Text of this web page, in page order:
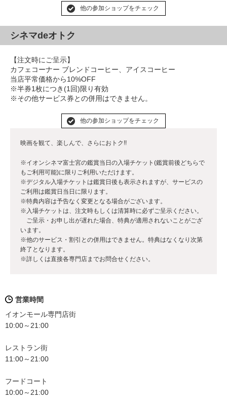
他の参加ショップをチェック
シネマdeオトク
【注文時にご呈示】
カフェコーナー ブレンドコーヒー、アイスコーヒー
当店平常価格から10%OFF
※半券1枚につき(1回)限り有効
※その他サービス券との併用はできません。
他の参加ショップをチェック
映画を観て、楽しんで、さらにおトク!!
※イオンシネマ富士宮の鑑賞当日の入場チケット(鑑賞前後どちらで
もご利用可能)に限りご利用いただけます。
※デジタル入場チケットは鑑賞日後も表示されますが、サービスの
ご利用は鑑賞日当日に限ります。
※特典内容は予告なく変更となる場合がございます。
※入場チケットは、注文時もしくは清算時に必ずご呈示ください。
ご呈示・お申し出が遅れた場合、特典が適用されないことがござ
います。
※他のサービス・割引との併用はできません。特典はなくなり次第
終了となります。
※詳しくは直接各専門店までお問合せください。
営業時間
イオンモール専門店街
10:00～21:00
レストラン街
11:00～21:00
フードコート
10:00～21:00